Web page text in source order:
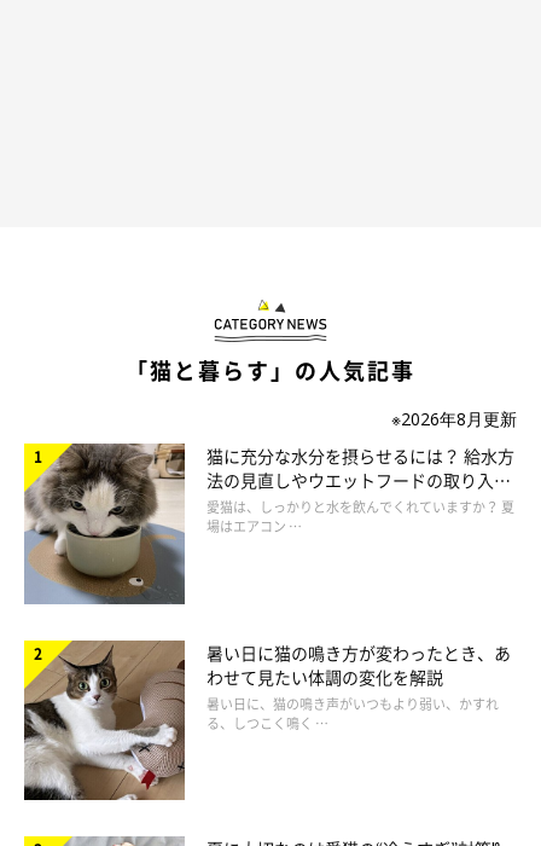
ねこのきもち投稿写真ギャラリー
猫が香箱座りをしながら前足をクロスさせていたら、より深くリ
ラックスしている証拠でしょう。このポーズは、スタンダードな
香箱座りよりもさらに立ち上がりにくく、リラックス度が高いポ
なお、このとき怪しいものや気になる音を見聞きしたら、まずは
前足のクロスを解き、動きやすい体勢になるはずですよ。
「猫と暮らす」の人気記事
※2026年8月更新
猫に充分な水分を摂らせるには？ 給水方
法の見直しやウエットフードの取り入れ
方を解説
愛猫は、しっかりと水を飲んでくれていますか？ 夏
場はエアコン …
暑い日に猫の鳴き方が変わったとき、あ
わせて見たい体調の変化を解説
暑い日に、猫の鳴き声がいつもより弱い、かすれ
る、しつこく鳴く …